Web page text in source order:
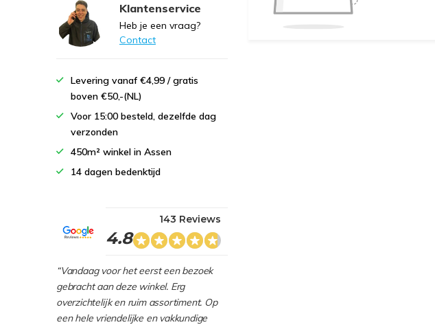
Klantenservice
Heb je een vraag?
Contact
Levering vanaf €4,99 / gratis
boven €50,-(NL)
Voor 15:00 besteld, dezelfde dag
verzonden
450m² winkel in Assen
14 dagen bedenktijd
4.8
143 Reviews
“Vandaag voor het eerst een bezoek
gebracht aan deze winkel. Erg
overzichtelijk en ruim assortiment. Op
een hele vriendelijke en vakkundige